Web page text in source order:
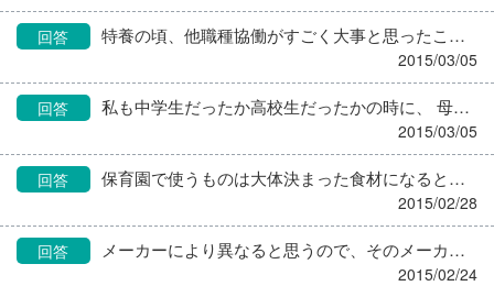
回答 特養の頃、他職種協働がすごく大事と思ったことがあります。 そもそも栄養士職はどこでも一人二人で、後は皆他職種なんですが。 保育園に勤めて思ったのは、乳幼児だからよけいにでしょうが、 クラスの先生は、「自分ちのクラスの子が一番かわいい！」んです。 それは小学校でも一緒だと思うんですね。 自分が担任してるクラスのことを知って、話題にして話してくれる人に 悪い印象を抱くわけがないですよね。 私はとりあえず、歩いてる先生見つけたら気になる子供の様子を聞きます。 食事の食べ具合、好み、園児と話した話題。 そして先生から聞いた話題を溜めといて、保護者に会った時に喋ります。 自分も保護者の立場だから、気にかけてくれたら嬉しいですもん。 子供の話題からコミュニケーションをとっていくのがいいと思います。 色々と気を許してくれるようになったら、仕事もスムーズにいくと思いますよ。
2015/03/05
回答 私も中学生だったか高校生だったかの時に、 母がケアマネの試験勉強をしている姿を見て、 大人でも勉強するんだ…と、すごく驚いたのを覚えています。 もともと保健師で、仕事上ケアマネも取らなきゃいけなくなったかららしかったのですが、センター長だったので立場上落ちられないって必死で勉強してました。 その時の机に向かう後ろ姿は、今でも鮮明です。 母と机並べて勉強するのは変な気分だったけど、 今から思えば勉強しなさいって言われるよりも、何百倍も説得力がありました。 母の仕事に対する姿勢には、ずっと尊敬しています。
2015/03/05
回答 保育園で使うものは大体決まった食材になると思うので、 成分表を見て、保護者とこの食材は食べられるかどうか検討するのが一番かと思います。 実際、メーカーにより食べられたりしますし、 保育園では毎回食材が違うわけではなく同じさつま揚げやかまぼこを使っているはずなので、決めやすいです。 少し赤くなる程度でしたら、おうちで試してもらってもよいと思います。
2015/02/28
回答 メーカーにより異なると思うので、そのメーカーに問い合わせを。 Daimokunさんの言うように、人伝を信用するのは危険です。 ネットだって、すべての情報が正しいわけではないでしょう？ 保育士さんの見た情報が勘違いだとか、他のメーカーだとか、 そもそもメーカーじゃない情報だったらどうしますよ？ 直接色々と質問して、確実な根拠で話すことです。 ちなみにうちは、冬場は冷たい牛乳は飲まない子が多いので温めています。 使いきりですし、パックのまま温めていますが、このトピを見て、 自分でもメーカーに問い合わせようと思いました。
2015/02/24